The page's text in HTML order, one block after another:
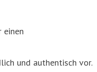
einen
und authentisch vor.